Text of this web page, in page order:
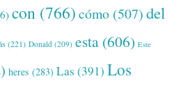
con (766) cómo (507) del
(221) Donald (209) esta (606) Este
heres (283) Las (391) Los